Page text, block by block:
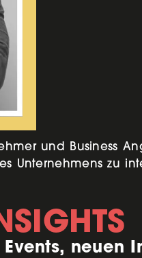
und Business
Unternehmens zu
neuen